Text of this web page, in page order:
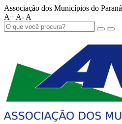
Associação dos Municípios do Paraná
A+ A- A